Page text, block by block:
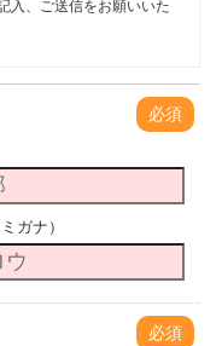
入、ご送信をお願いいた
必須
ガナ）
必須